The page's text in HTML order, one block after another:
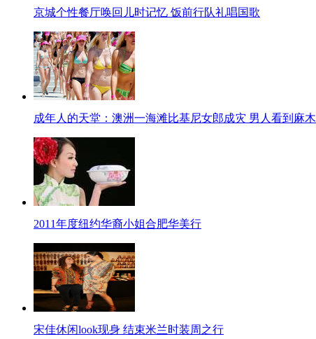
京城个性餐厅唤回儿时记忆 饭前行队礼唱国歌
成年人的天堂：澳洲一海滩比基尼女郎成灾 男人看到麻木
2011年度纽约华裔小姐合肥华美行
宋佳休闲look现身 结束米兰时装周之行